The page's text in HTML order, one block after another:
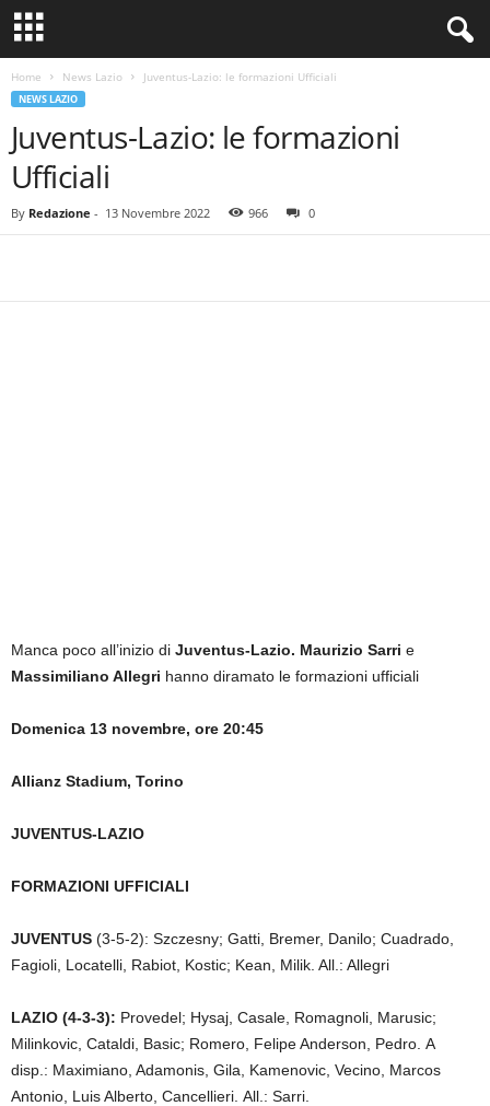
Home News Lazio Juventus-Lazio: le formazioni Ufficiali
NEWS LAZIO
Juventus-Lazio: le formazioni
Ufficiali
By Redazione - 13 Novembre 2022 966 0
Manca poco all’inizio di Juventus-Lazio. Maurizio Sarri e
Massimiliano Allegri hanno diramato le formazioni ufficiali
Domenica 13 novembre, ore 20:45
Allianz Stadium, Torino
JUVENTUS-LAZIO
FORMAZIONI UFFICIALI
JUVENTUS (3-5-2): Szczesny; Gatti, Bremer, Danilo; Cuadrado,
Fagioli, Locatelli, Rabiot, Kostic; Kean, Milik. All.: Allegri
LAZIO (4-3-3): Provedel; Hysaj, Casale, Romagnoli, Marusic;
Milinkovic, Cataldi, Basic; Romero, Felipe Anderson, Pedro. A
disp.: Maximiano, Adamonis, Gila, Kamenovic, Vecino, Marcos
Antonio, Luis Alberto, Cancellieri. All.: Sarri.